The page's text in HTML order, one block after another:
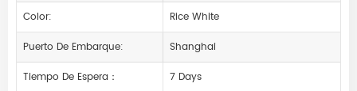
Color:
Rice White
Puerto De Embarque:
Shanghai
Tiempo De Espera：
7 Days